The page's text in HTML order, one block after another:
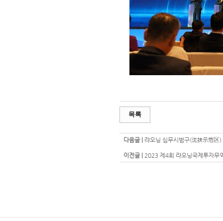
목록
다음글 | 랴오닝 심무시범구(沈扶示范区)
이전글 | 2023 제4회 랴오닝국제투자무